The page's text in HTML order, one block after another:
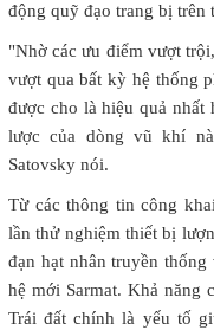
động quỹ đạo trang bị trên
"Nhờ các ưu điểm vượt
vượt qua bất kỳ hệ thống
được cho là hiệu quả nhất
lược của dòng vũ khí
Satovsky nói.
Từ các thông tin công
lần thử nghiệm thiết bị
đạn hạt nhân truyền
hệ mới Sarmat. Khả năng
Trái đất chính là yếu tố